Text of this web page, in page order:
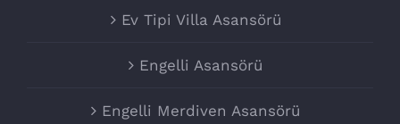
Ev Tipi Villa Asansörü
Engelli Asansörü
Engelli Merdiven Asansörü